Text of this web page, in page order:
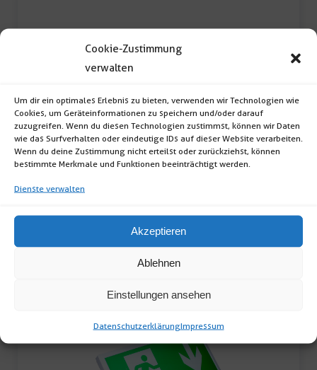
Cookie-Zustimmung
verwalten
Um dir ein optimales Erlebnis zu bieten, verwenden wir Technologien wie
Cookies, um Geräteinformationen zu speichern und/oder darauf
zuzugreifen. Wenn du diesen Technologien zustimmst, können wir Daten
wie das Surfverhalten oder eindeutige IDs auf dieser Website verarbeiten.
Wenn du deine Zustimmung nicht erteilst oder zurückziehst, können
bestimmte Merkmale und Funktionen beeinträchtigt werden.
Dienste verwalten
Akzeptieren
Ablehnen
Einstellungen ansehen
DatenschutzerklärungImpressum
Schaltpult
Schaltpult (zur individuellen Farbwahl von LED-
[…]
Menge